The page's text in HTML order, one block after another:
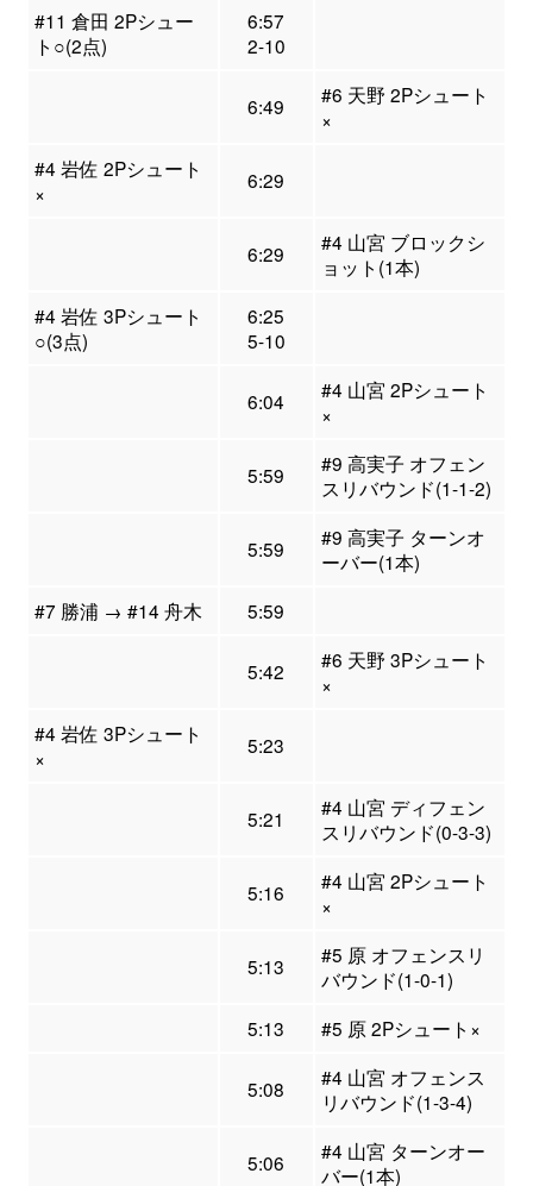
#11 倉田 2Pシュー
ト○(2点)
6:57
2-10
6:49
#6 天野 2Pシュート
×
#4 岩佐 2Pシュート
×
6:29
6:29
#4 山宮 ブロックシ
ョット(1本)
#4 岩佐 3Pシュート
○(3点)
6:25
5-10
6:04
#4 山宮 2Pシュート
×
5:59
#9 高実子 オフェン
スリバウンド(1-1-2)
5:59
#9 高実子 ターンオ
ーバー(1本)
#7 勝浦 → #14 舟木
5:59
5:42
#6 天野 3Pシュート
×
#4 岩佐 3Pシュート
×
5:23
5:21
#4 山宮 ディフェン
スリバウンド(0-3-3)
5:16
#4 山宮 2Pシュート
×
5:13
#5 原 オフェンスリ
バウンド(1-0-1)
5:13
#5 原 2Pシュート×
5:08
#4 山宮 オフェンス
リバウンド(1-3-4)
5:06
#4 山宮 ターンオー
バー(1本)